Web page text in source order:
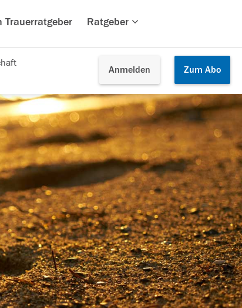
Trauerratgeber Ratgeber
Anmelden Zum Abo